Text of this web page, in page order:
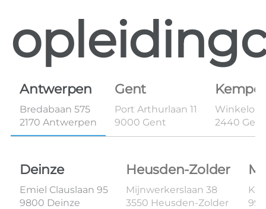
Antwerpen
Bredabaan 575
2170 Antwerpen
Gent
Port Arthurlaan 11
9000 Gent
Winkelom
2440 Geel
Deinze
Emiel Clauslaan 95
9800 Deinze
Heusden-Zolder
Mijnwerkerslaan 38
3550 Heusden-Zolder